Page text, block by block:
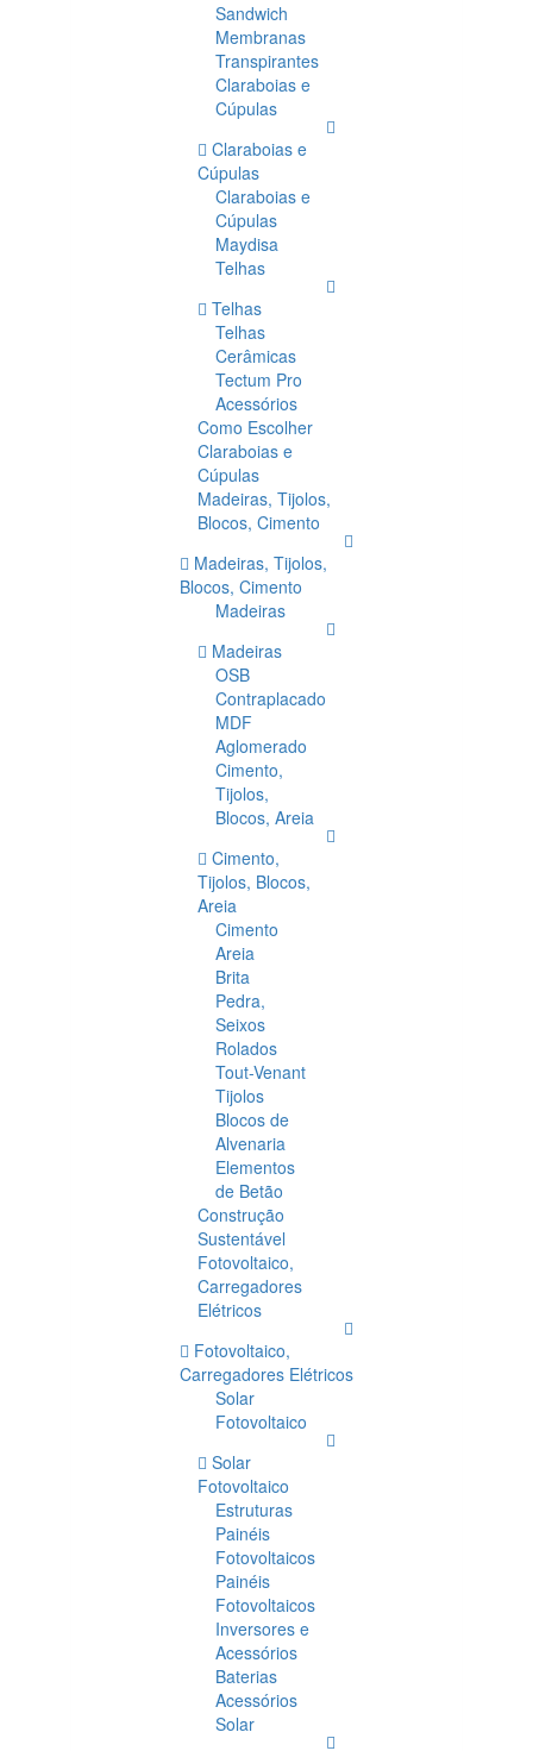
Sandwich
Membranas
Transpirantes
Claraboias e
Cúpulas
Claraboias e
Cúpulas
Claraboias e
Cúpulas
Maydisa
Telhas
Telhas
Telhas
Cerâmicas
Tectum Pro
Acessórios
Como Escolher
Claraboias e
Cúpulas
Madeiras, Tijolos,
Blocos, Cimento
Madeiras, Tijolos,
Blocos, Cimento
Madeiras
Madeiras
OSB
Contraplacado
MDF
Aglomerado
Cimento,
Tijolos,
Blocos, Areia
Cimento,
Tijolos, Blocos,
Areia
Cimento
Areia
Brita
Pedra,
Seixos
Rolados
Tout-Venant
Tijolos
Blocos de
Alvenaria
Elementos
de Betão
Construção
Sustentável
Fotovoltaico,
Carregadores
Elétricos
Fotovoltaico,
Carregadores Elétricos
Solar
Fotovoltaico
Solar
Fotovoltaico
Estruturas
Painéis
Fotovoltaicos
Painéis
Fotovoltaicos
Inversores e
Acessórios
Baterias
Acessórios
Solar